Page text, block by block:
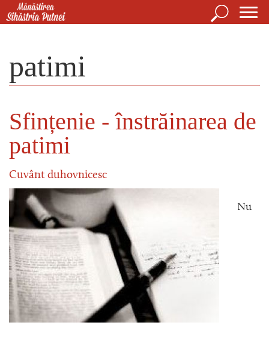
Mergi la conţinutul principal
Căutare
patimi
Sfințenie - înstrăinarea de
patimi
Cuvânt duhovnicesc
Nu